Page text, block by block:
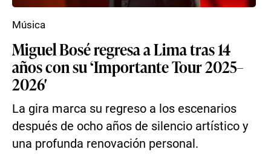
Miguel Bosé regresa a Lima tras 14
años con su ‘Importante Tour 2025–
2026′
La gira marca su regreso a los escenarios
después de ocho años de silencio artístico y
una profunda renovación personal.
Música